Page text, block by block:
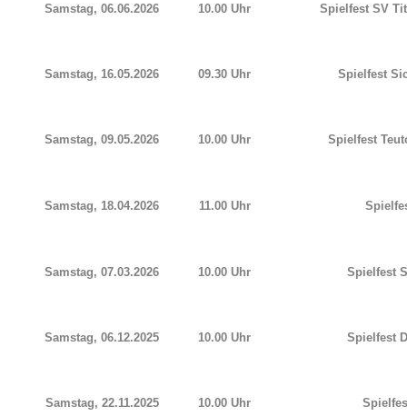
Samstag, 06.06.2026 10.00 Uhr Spielfest SV
Samstag, 16.05.2026 09.30 Uhr Spielfest
Samstag, 09.05.2026 10.00 Uhr Spielfest
Samstag, 18.04.2026 11.00 Uhr
Samstag, 07.03.2026 10.00 Uhr Spielfest
Samstag, 06.12.2025 10.00 Uhr Spielfest
Samstag, 22.11.2025 10.00 Uhr